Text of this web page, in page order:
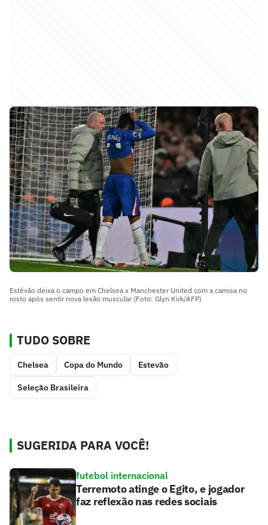
Estêvão deixa o campo em Chelsea x Manchester United com a camisa no
rosto após sentir nova lesão muscular (Foto: Glyn Kirk/AFP)
TUDO SOBRE
Chelsea Copa do Mundo Estevão
Seleção Brasileira
SUGERIDA PARA VOCÊ!
futebol internacional
Terremoto atinge o Egito, e jogador
faz reflexão nas redes sociais